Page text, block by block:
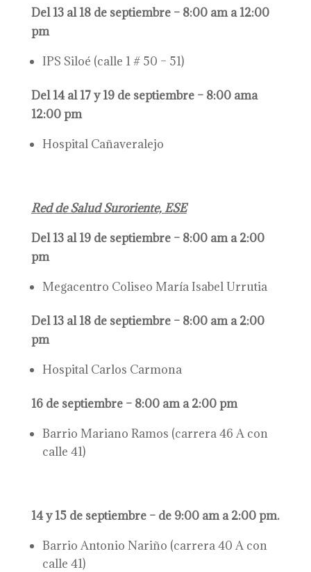
Del 13 al 18 de septiembre – 8:00 am a 12:00
pm
IPS Siloé (calle 1 # 50 – 51)
Del 14 al 17 y 19 de septiembre – 8:00 ama
12:00 pm
Hospital Cañaveralejo
Red de Salud Suroriente, ESE
Del 13 al 19 de septiembre – 8:00 am a 2:00
pm
Megacentro Coliseo María Isabel Urrutia
Del 13 al 18 de septiembre – 8:00 am a 2:00
pm
Hospital Carlos Carmona
16 de septiembre – 8:00 am a 2:00 pm
Barrio Mariano Ramos (carrera 46 A con
calle 41)
14 y 15 de septiembre – de 9:00 am a 2:00 pm.
Barrio Antonio Nariño (carrera 40 A con
calle 41)